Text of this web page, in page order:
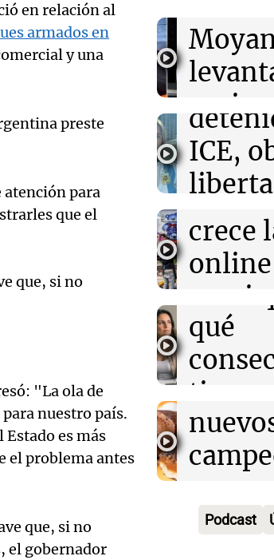
en relación al
armados en
y una
preste
atención para
que el
que, si no
"La ola de
nuestro país.
es más
el problema antes
que, si no
el gobernador
de 14 años
deja al menos
Cultura
que captura la
vida
07:54 Buen día,
Jugueterías
movimiento
sobre
Panorama
Audio.
Lick,
ICE,
Buen día,
Episodios
Audio.
crece
online
los
Buen día,
Episodios
Audio.
nos
decir
qué
tiene
Buen día,
Episodios
Audio.
alfajor
busca
Audio.
alfajor
Audio.
Podcast